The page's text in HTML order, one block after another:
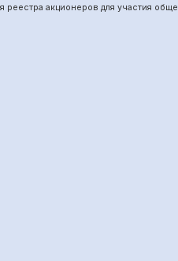
реестра акционеров для участия